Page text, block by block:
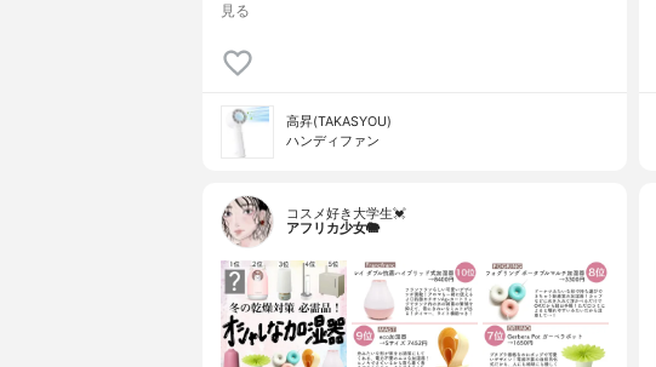
見る
高昇(TAKASYOU)
ハンディファン
コスメ好き大学生💓
アフリカ少女🐘